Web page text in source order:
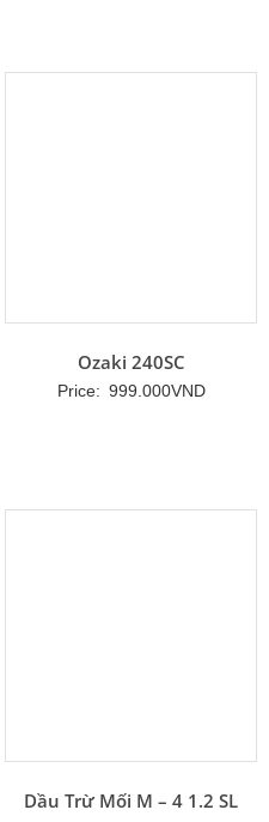
145.000VND
Ozaki 240SC
Price: 999.000VND
Dầu Trừ Mối M – 4 1.2 SL